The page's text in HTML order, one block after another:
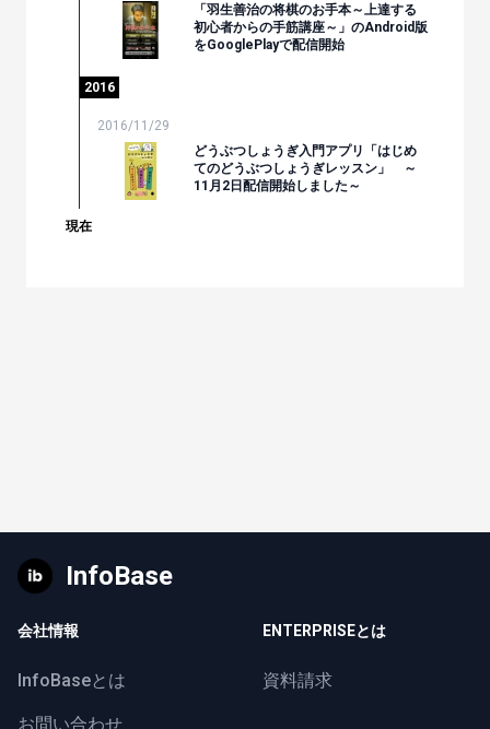
「羽生善治の将棋のお手本～上達する
初心者からの手筋講座～」のAndroid版
をGooglePlayで配信開始
2016
2016/11/29
どうぶつしょうぎ入門アプリ「はじめ
てのどうぶつしょうぎレッスン」 ～
11月2日配信開始しました～
現在
InfoBase
会社情報
InfoBaseとは
お問い合わせ
ENTERPRISEとは
資料請求